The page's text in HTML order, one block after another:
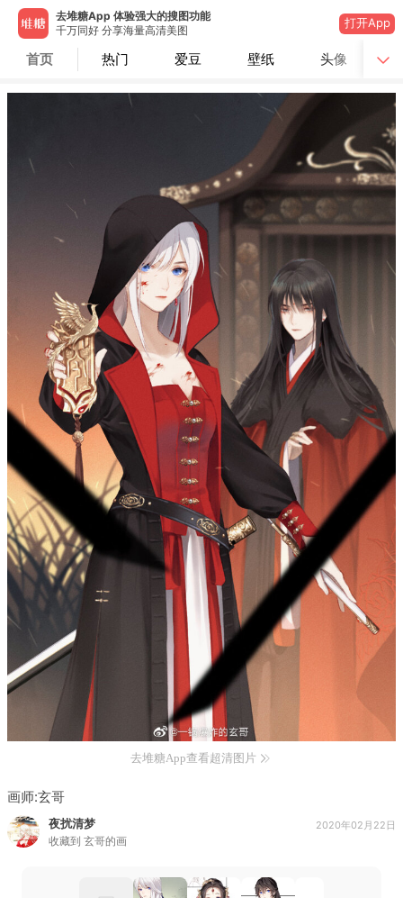
去堆糖App 体验强大的搜图功能
千万同好 分享海量高清美图
打开App
首页 热门 爱豆 壁纸 头像
去堆糖App查看超清图片
画师:玄哥
夜扰清梦
收藏到 玄哥的画
2020年02月22日